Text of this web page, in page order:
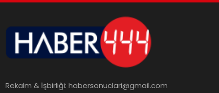
Rekalm & İşbirliği:habersonuclari@gmail.com